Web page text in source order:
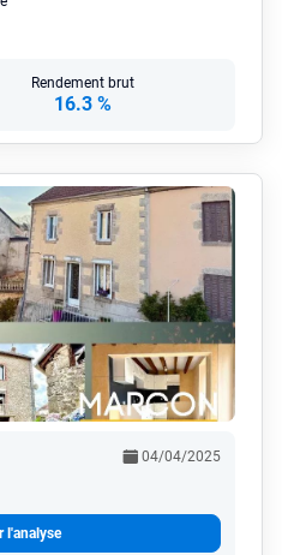
Rendement brut
16.3 %
04/04/2025
l'analyse